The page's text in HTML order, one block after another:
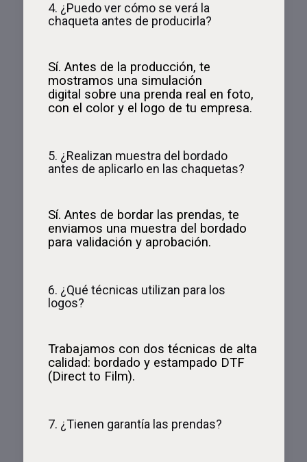
4. ¿Puedo ver cómo se verá la
chaqueta antes de producirla?
Sí. Antes de la producción, te
mostramos una simulación
digital sobre una prenda real en foto,
con el color y el logo de tu empresa.
5. ¿Realizan muestra del bordado
antes de aplicarlo en las chaquetas?
Sí. Antes de bordar las prendas, te
enviamos una muestra del bordado
para validación y aprobación.
6. ¿Qué técnicas utilizan para los
logos?
Trabajamos con dos técnicas de alta
calidad: bordado y estampado DTF
(Direct to Film).
7. ¿Tienen garantía las prendas?